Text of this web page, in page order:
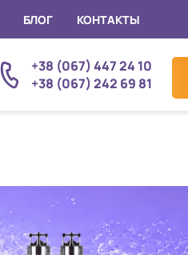
БЛОГ КОНТАКТЫ
+38 (067) 447 24 10
+38 (067) 242 69 81